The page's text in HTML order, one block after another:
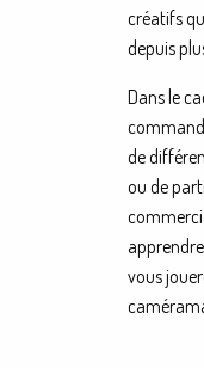
créatifs
depuis
Dans le
de
ou de
vous